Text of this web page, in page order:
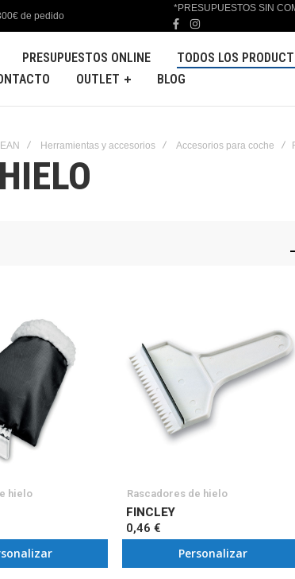
de pedido
*PRESUPUESTOS SIN
facebook
instagram
PRESUPUESTOS ONLINE
TODOS LOS
OUTLET BLOG
Herramientas y accesorios Accesorios para coche
hielo Rascadores de hielo
FINCLEY
0,46 €
Personalizar